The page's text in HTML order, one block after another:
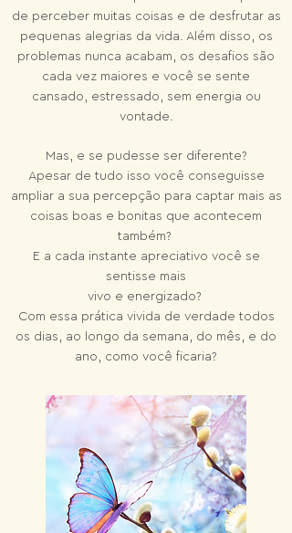
de perceber muitas coisas e de desfrutar as
pequenas alegrias da vida. Além disso, os
problemas nunca acabam, os desafios são
cada vez maiores e você se sente
cansado, estressado, sem energia ou
vontade.
Mas, e se pudesse ser diferente?
Apesar de tudo isso você conseguisse
ampliar a sua percepção para captar mais as
coisas boas e bonitas que acontecem
também?
E a cada instante apreciativo você se
sentisse mais
vivo e energizado?
Com essa prática vivida de verdade todos
os dias, ao longo da semana, do mês, e do
ano, como você ficaria?